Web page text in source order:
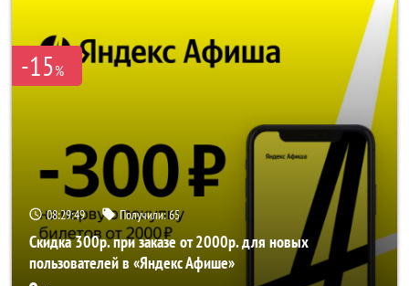
-15%
08:29:49 Получили:65
Скидка 300р. при заказе от 2000р. для новых
пользователей в «Яндекс Афише»